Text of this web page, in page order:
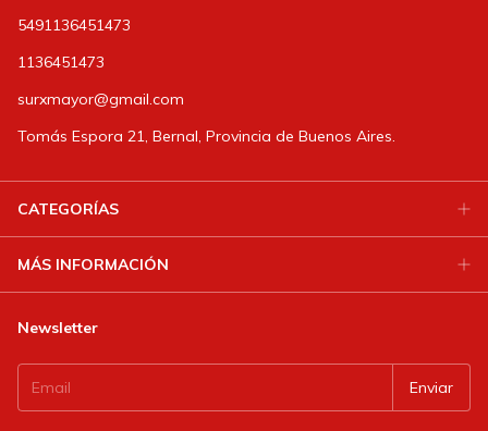
5491136451473
1136451473
surxmayor@gmail.com
Tomás Espora 21, Bernal, Provincia de Buenos Aires.
CATEGORÍAS
MÁS INFORMACIÓN
Newsletter